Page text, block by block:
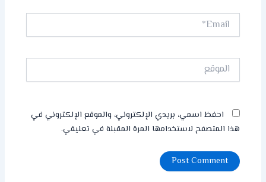
Email*
الموقع
احفظ اسمي، بريدي الإلكتروني، والموقع الإلكتروني في
هذا المتصفح لاستخدامها المرة المقبلة في تعليقي.